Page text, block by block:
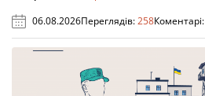
06.08.2026Переглядів:258Коментарі: